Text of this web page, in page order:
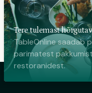
Tere tulemast
TableOnline saadab
parimatest
restoranidest.